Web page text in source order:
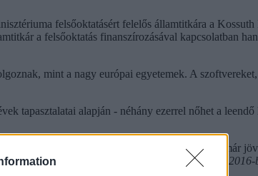
felsőoktatásért felelős államtitkára a
a felsőoktatás finanszírozásával kapcsolatban
mint a nagy európai egyetemek. A
tapasztalatai alapján - néhány ezerrel nőhet a
is javasolta a ponthatárok emelését, így ez már
határokat.
Ahogy az eduline beszámolt,